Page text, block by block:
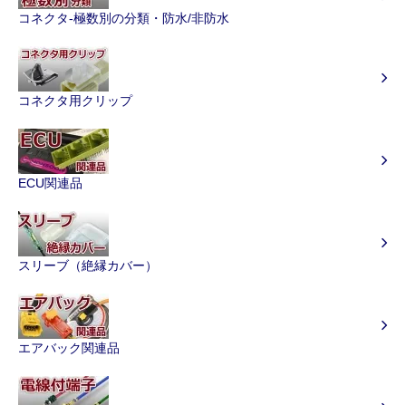
コネクタ-極数別の分類・防水/非防水
コネクタ用クリップ
ECU関連品
スリーブ（絶縁カバー）
エアバック関連品